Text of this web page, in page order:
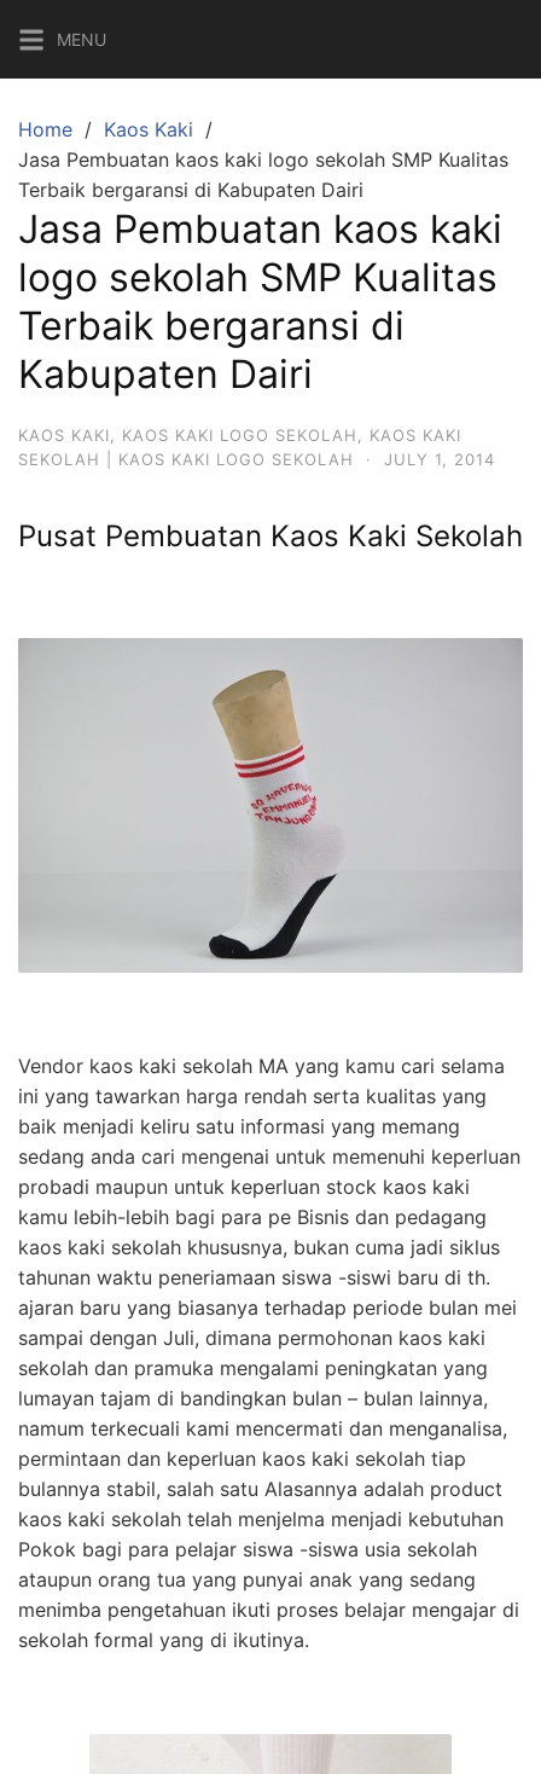
content
MENU
Home
Kaos Kaki
Jasa Pembuatan kaos kaki logo sekolah SMP Kualitas
Terbaik bergaransi di Kabupaten Dairi
Jasa Pembuatan kaos kaki
logo sekolah SMP Kualitas
Terbaik bergaransi di
Kabupaten Dairi
KAOS KAKI KAOS KAKI LOGO SEKOLAH
KAOS KAKI
SEKOLAH | KAOS KAKI LOGO SEKOLAH
· JULY 1, 2014
Pusat Pembuatan Kaos Kaki Sekolah
Vendor kaos kaki sekolah MA yang kamu cari selama
ini yang tawarkan harga rendah serta kualitas yang
baik menjadi keliru satu informasi yang memang
sedang anda cari mengenai untuk memenuhi keperluan
probadi maupun untuk keperluan stock kaos kaki
kamu lebih-lebih bagi para pe Bisnis dan pedagang
kaos kaki sekolah khususnya, bukan cuma jadi siklus
tahunan waktu peneriamaan siswa -siswi baru di th.
ajaran baru yang biasanya terhadap periode bulan mei
sampai dengan Juli, dimana permohonan kaos kaki
sekolah dan pramuka mengalami peningkatan yang
lumayan tajam di bandingkan bulan – bulan lainnya,
namum terkecuali kami mencermati dan menganalisa,
permintaan dan keperluan kaos kaki sekolah tiap
bulannya stabil, salah satu Alasannya adalah product
kaos kaki sekolah telah menjelma menjadi kebutuhan
Pokok bagi para pelajar siswa -siswa usia sekolah
ataupun orang tua yang punyai anak yang sedang
menimba pengetahuan ikuti proses belajar mengajar di
sekolah formal yang di ikutinya.